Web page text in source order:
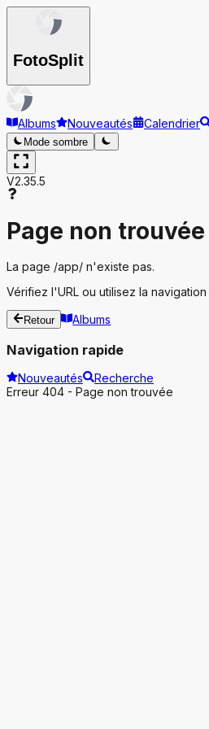
FotoSplit
Albums Nouveautés Calendrier
Mode sombre
V2.35.5
Page non trouvée
La page /app/ n'existe pas.
Vérifiez l'URL ou utilisez la
Retour Albums
Navigation rapide
Nouveautés
Recherche
Erreur 404 - Page non trouvée